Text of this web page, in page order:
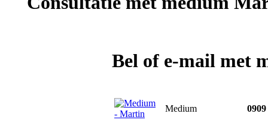
Bel of e-mail met
Medium